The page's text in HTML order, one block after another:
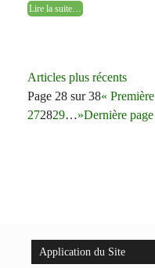
Lire la suite…
Navigation
des
articles
Articles plus récents
Page 28 sur 38«
272829…»Dernière
Application du Site